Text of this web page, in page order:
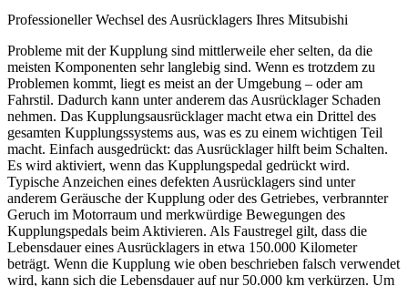
Professioneller Wechsel des Ausrücklagers Ihres Mitsubishi
Probleme mit der Kupplung sind mittlerweile eher selten, da die
meisten Komponenten sehr langlebig sind. Wenn es trotzdem zu
Problemen kommt, liegt es meist an der Umgebung – oder am
Fahrstil. Dadurch kann unter anderem das Ausrücklager Schaden
nehmen. Das Kupplungsausrücklager macht etwa ein Drittel des
gesamten Kupplungssystems aus, was es zu einem wichtigen Teil
macht. Einfach ausgedrückt: das Ausrücklager hilft beim Schalten.
Es wird aktiviert, wenn das Kupplungspedal gedrückt wird.
Typische Anzeichen eines defekten Ausrücklagers sind unter
anderem Geräusche der Kupplung oder des Getriebes, verbrannter
Geruch im Motorraum und merkwürdige Bewegungen des
Kupplungspedals beim Aktivieren. Als Faustregel gilt, dass die
Lebensdauer eines Ausrücklagers in etwa 150.000 Kilometer
beträgt. Wenn die Kupplung wie oben beschrieben falsch verwendet
wird, kann sich die Lebensdauer auf nur 50.000 km verkürzen. Um